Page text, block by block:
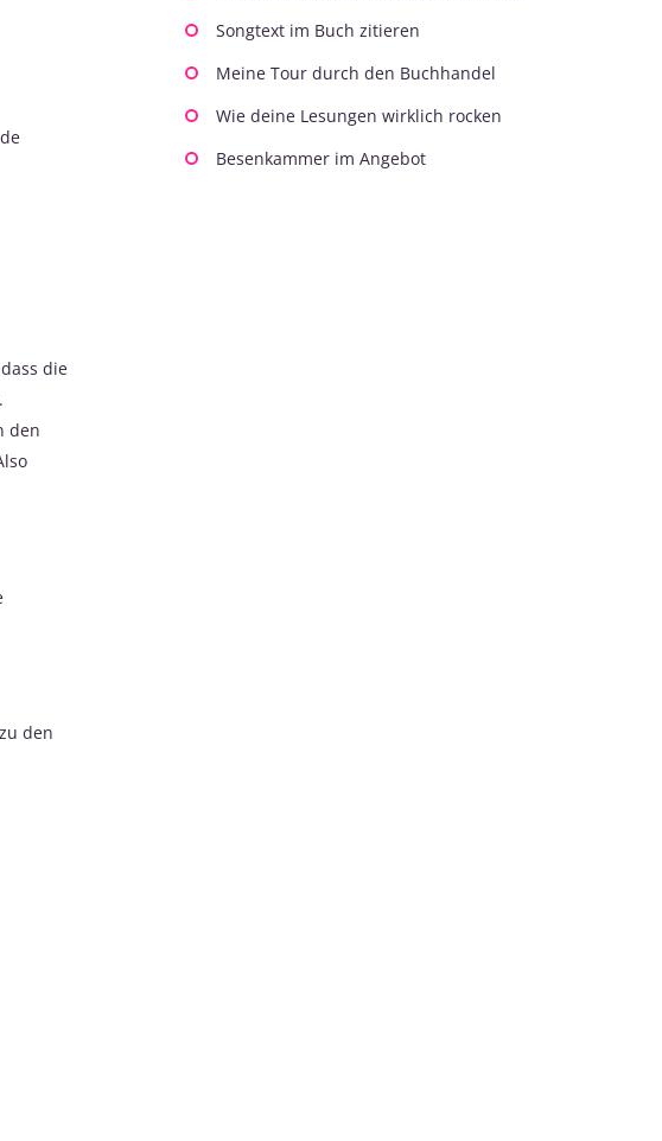
die
den
den
Songtext im Buch zitieren
Meine Tour durch den Buchhandel
Wie deine Lesungen wirklich rocken
Besenkammer im Angebot